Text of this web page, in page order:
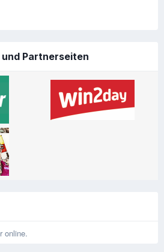
Partnerseiten
online.